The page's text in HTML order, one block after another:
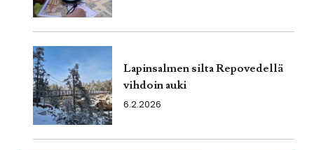
Lapinsalmen silta Repovedellä
vihdoin auki
6.2.2026